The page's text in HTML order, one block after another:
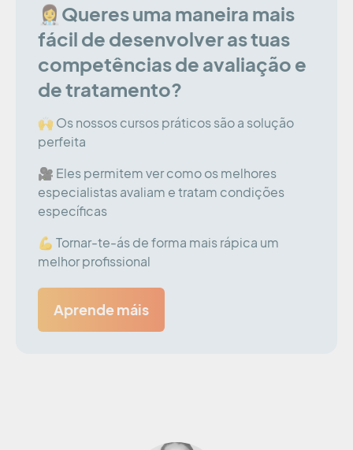
👩‍⚕️Queres uma maneira mais
fácil de desenvolver as tuas
competências de avaliação e
de tratamento?
🙌 Os nossos cursos práticos são a solução
perfeita
🎥 Eles permitem ver como os melhores
especialistas avaliam e tratam condições
específicas
💪 Tornar-te-ás de forma mais rápica um
melhor profissional
Aprende máis